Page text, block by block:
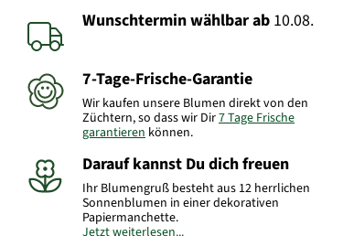
Wunschtermin wählbarab 10.08.
7-Tage-Frische-Garantie
Wir kaufen unsere Blumen direkt von den
Züchtern, so dass wir Dir7 Tage Frische
garantieren können.
Darauf kannst Du dich freuen
Ihr Blumengruß besteht aus 12 herrlichen
Sonnenblumen in einer dekorativen
Papiermanchette.
Jetzt weiterlesen...